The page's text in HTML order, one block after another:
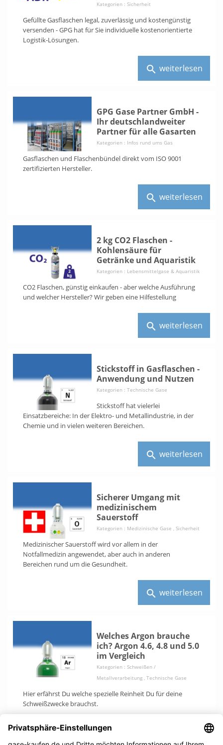
Kategorien :Sicherheit
Gefüllte Gasflaschen legal, zuverlässig und kostengünstig
versenden - GPG hat für Sie individuelle kostenorientierte
Logistik-Lösungen.
search weiterlesen
GPG Gase Partner GmbH -
Ihr deutschlandweiter
Partner für alle Gasarten
Kategorien : Infos rund ums Gas
Gasflaschen und Flaschenbündel direkt vom ISO 9001
zertifizierten Hersteller.
search weiterlesen
2 kg CO2 Flaschen -
Kohlensäure für
Getränke und Aquaristik
Kategorien : Lebensmittelgase & Aquaristik
CO2 Flaschen, günstig einkaufen - aber welche Ausführung
und welcher Hersteller? Wir geben eine Hilfestellung
search weiterlesen
Stickstoff in Gasflaschen -
Anwendung und Nutzen
Kategorien :Technische Gase
Stickstoff hat vielerlei
Einsatzbereiche: In der Elektro- und Metallindustrie, in der
Chemie und in vielen weiteren Bereichen.
search weiterlesen
Sicherer Umgang mit
medizinischem
Sauerstoff
Kategorien : Medizinische Gase ,Sicherheit
Medizinischer Sauerstoff wird vor allem in der
Notfallmedizin angewendet, aber auch in anderen
Bereichen rund um die Gesundheit.
search weiterlesen
Welches Argon brauche
ich? Argon 4.6, 4.8 und 5.0
im Vergleich
Kategorien :Schweißen /
Metallverarbeitung ,Technische Gase
Hier erfährst Du welche spezielle Reinheit Du für deine
Schweißzwecke brauchst.